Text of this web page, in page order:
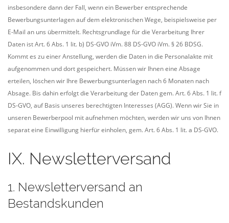
insbesondere dann der Fall, wenn ein Bewerber entsprechende
Bewerbungsunterlagen auf dem elektronischen Wege, beispielsweise per
E-Mail an uns übermittelt. Rechtsgrundlage für die Verarbeitung Ihrer
Daten ist Art. 6 Abs. 1 lit. b) DS-GVO iVm. 88 DS-GVO iVm. § 26 BDSG.
Kommt es zu einer Anstellung, werden die Daten in die Personalakte mit
aufgenommen und dort gespeichert. Müssen wir Ihnen eine Absage
erteilen, löschen wir Ihre Bewerbungsunterlagen nach 6 Monaten nach
Absage. Bis dahin erfolgt die Verarbeitung der Daten gem. Art. 6 Abs. 1 lit. f
DS-GVO, auf Basis unseres berechtigten Interesses (AGG). Wenn wir Sie in
unseren Bewerberpool mit aufnehmen möchten, werden wir uns von Ihnen
separat eine Einwilligung hierfür einholen, gem. Art. 6 Abs. 1 lit. a DS-GVO.
IX. Newsletterversand
1. Newsletterversand an
Bestandskunden